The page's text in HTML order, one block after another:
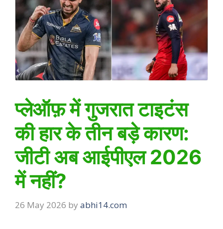
प्लेऑफ़ में गुजरात टाइटंस
की हार के तीन बड़े कारण:
जीटी अब आईपीएल 2026
में नहीं?
26 May 2026 by abhi14.com